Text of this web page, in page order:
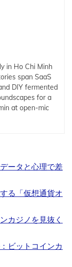
in Ho Chi Minh
span SaaS
DIY fermented
for a
at open-mic
ータと心理で差
る「仮想通貨オ
カジノを見抜く
ビットコインカ